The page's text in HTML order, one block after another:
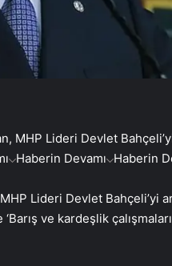
MHP Lideri Devlet
Haberin Devamı Haberin
Lideri Devlet Bahçeli’yi
ve kardeşlik